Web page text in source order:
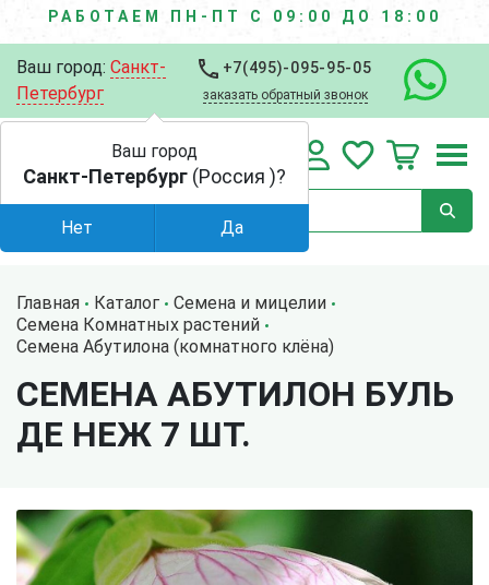
РАБОТАЕМ ПН-ПТ С 09:00 ДО 18:00
Ваш город: Санкт-
Петербург
+7(495)-095-95-05
заказать обратный звонок
Главная Каталог
Семена и мицелии
Семена Комнатных растений
Семена Абутилона (комнатного клёна)
СЕМЕНА АБУТИЛОН БУЛЬ
ДЕ НЕЖ 7 ШТ.
Ваш город
Санкт-Петербург (Россия )?
Нет Да